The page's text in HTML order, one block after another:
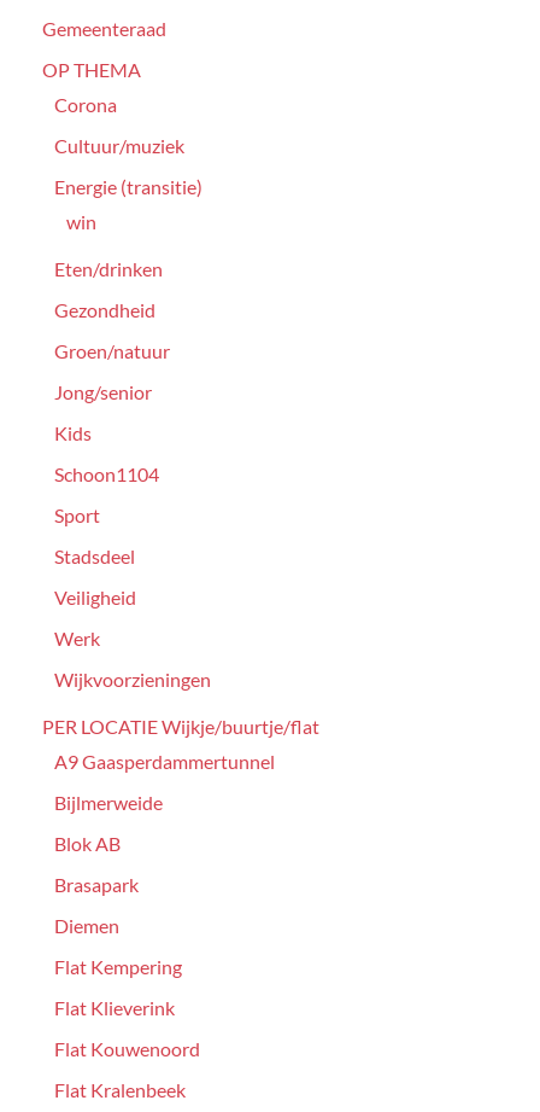
Gemeenteraad
OP THEMA
Corona
Cultuur/muziek
Energie (transitie)
win
Eten/drinken
Gezondheid
Groen/natuur
Jong/senior
Kids
Schoon1104
Sport
Stadsdeel
Veiligheid
Werk
Wijkvoorzieningen
PER LOCATIE Wijkje/buurtje/flat
A9 Gaasperdammertunnel
Bijlmerweide
Blok AB
Brasapark
Diemen
Flat Kempering
Flat Klieverink
Flat Kouwenoord
Flat Kralenbeek